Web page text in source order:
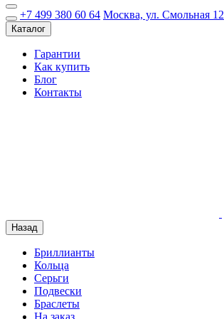
+7 499 380 60 64 Москва, ул. Смольная 12
Каталог
Гарантии
Как купить
Блог
Контакты
Назад
Бриллианты
Кольца
Серьги
Подвески
Браслеты
На заказ